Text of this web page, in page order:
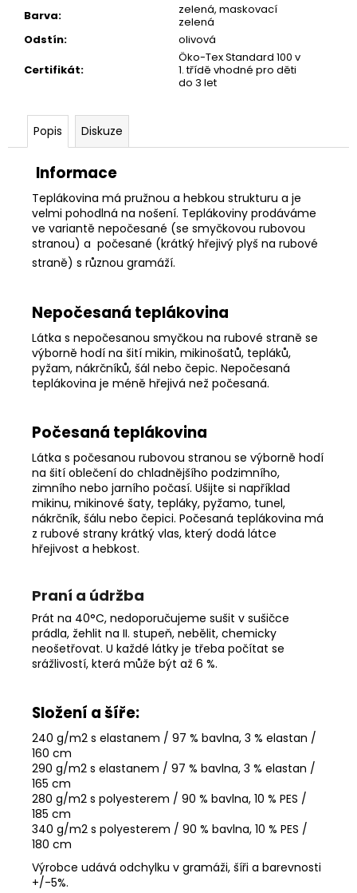
Barva: zelená, maskovací
zelená
Odstín:
olivová
Certifikát:
Öko-Tex Standard 100 v
1. třídě vhodné pro děti
do 3 let
Popis Diskuze
Informace
Teplákovina má pružnou a hebkou strukturu a je
velmi pohodlná na nošení. Teplákoviny prodáváme
ve variantě nepočesané (se smyčkovou rubovou
stranou) a počesané (krátký hřejivý plyš na rubové
straně) s různou gramáží.
Nepočesaná teplákovina
Látka s nepočesanou smyčkou na rubové straně se
výborně hodí na šití mikin, mikinošatů, tepláků,
pyžam, nákrčníků, šál nebo čepic. Nepočesaná
teplákovina je méně hřejivá než počesaná.
Počesaná teplákovina
Látka s počesanou rubovou stranou se výborně hodí
na šití oblečení do chladnějšího podzimního,
zimního nebo jarního počasí. Ušijte si například
mikinu, mikinové šaty, tepláky, pyžamo, tunel,
nákrčník, šálu nebo čepici. Počesaná teplákovina má
z rubové strany krátký vlas, který dodá látce
hřejivost a hebkost.
Praní a údržba
Prát na 40°C, nedoporučujeme sušit v sušičce
prádla, žehlit na II. stupeň, nebělit, chemicky
neošetřovat. U každé látky je třeba počítat se
srážlivostí, která může být až 6 %.
Složení a šíře:
240 g/m2 s elastanem / 97 % bavlna, 3 % elastan /
160 cm
290 g/m2 s elastanem / 97 % bavlna, 3 % elastan /
165 cm
280 g/m2 s polyesterem / 90 % bavlna, 10 % PES /
185 cm
340 g/m2 s polyesterem / 90 % bavlna, 10 % PES /
180 cm
Výrobce udává odchylku v gramáži, šíři a barevnosti
+/-5%.